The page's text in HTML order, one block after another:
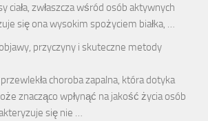
ciała, zwłaszcza wśród osób aktywnych
się ona wysokim spożyciem białka, …
przyczyny i skuteczne metody
choroba zapalna, która dotyka
znacząco wpłynąć na jakość życia osób
się nie …